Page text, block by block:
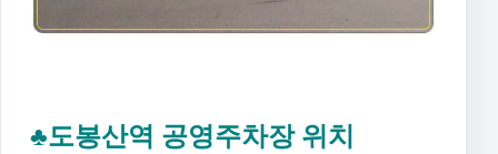
♣도봉산역 공영주차장 위치